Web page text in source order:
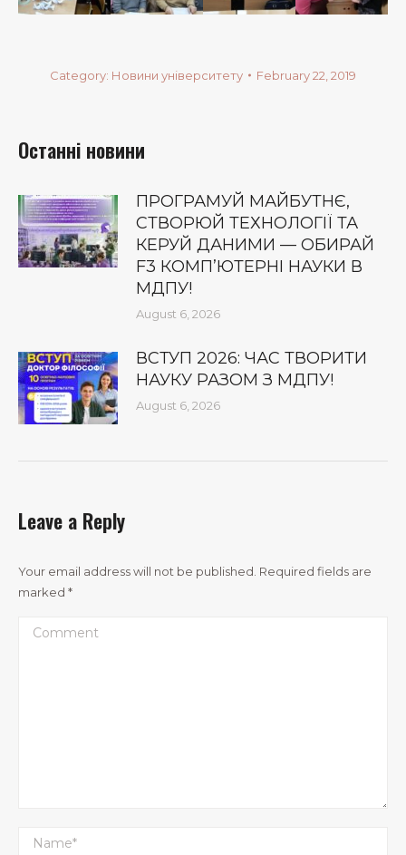
Category: Новини університету February 22, 2019
Останні новини
ПРОГРАМУЙ МАЙБУТНЄ,
СТВОРЮЙ ТЕХНОЛОГІЇ ТА
КЕРУЙ ДАНИМИ — ОБИРАЙ
F3 КОМП’ЮТЕРНІ НАУКИ В
МДПУ!
August 6, 2026
ВСТУП 2026: ЧАС ТВОРИТИ
НАУКУ РАЗОМ З МДПУ!
August 6, 2026
Leave a Reply
Your email address will not be published. Required fields are
marked *
Comment
Name *